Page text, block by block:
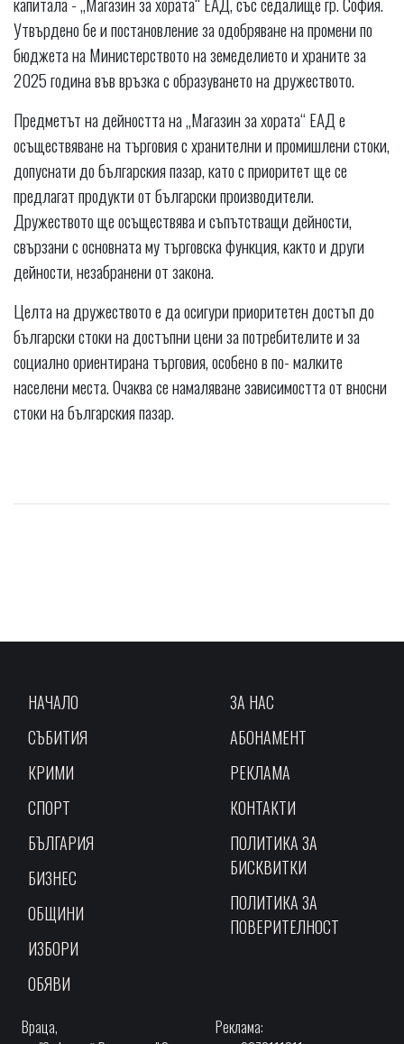
Утвърдено бе и постановление за одобряване на промени по
бюджета на Министерството на земеделието и храните за
2025 година във връзка с образуването на дружеството.
Предметът на дейността на „Магазин за хората“ ЕАД е
осъществяване на търговия с хранителни и промишлени стоки,
допуснати до българския пазар, като с приоритет ще се
предлагат продукти от български производители.
Дружеството ще осъществява и съпътстващи дейности,
свързани с основната му търговска функция, както и други
дейности, незабранени от закона.
Целта на дружеството е да осигури приоритетен достъп до
български стоки на достъпни цени за потребителите и за
социално ориентирана търговия, особено в по- малките
населени места. Очаква се намаляване зависимостта от вносни
стоки на българския пазар.
НАЧАЛО
СЪБИТИЯ
КРИМИ
СПОРТ
БЪЛГАРИЯ
БИЗНЕС
ОБЩИНИ
ИЗБОРИ
ОБЯВИ
ЗА НАС
АБОНАМЕНТ
РЕКЛАМА
КОНТАКТИ
ПОЛИТИКА ЗА
БИСКВИТКИ
ПОЛИТИКА ЗА
ПОВЕРИТЕЛНОСТ
Враца,
Реклама: